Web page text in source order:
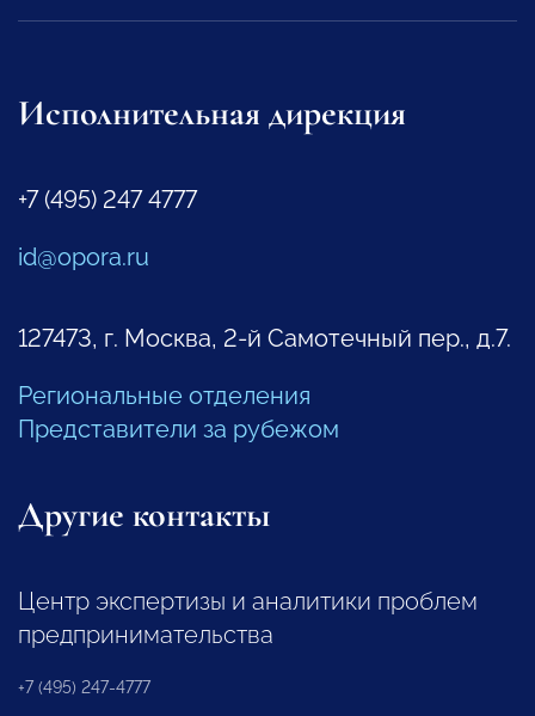
Исполнительная дирекция
+7 (495) 247 4777
id@opora.ru
127473, г. Москва, 2-й Самотечный пер., д.7.
Региональные отделения
Представители за рубежом
Другие контакты
Центр экспертизы и аналитики проблем
предпринимательства
+7 (495) 247-4777